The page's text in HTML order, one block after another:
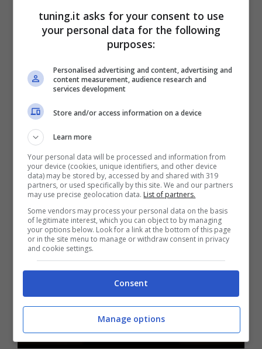
Gensol EV: prestazioni ed
Gensol EV, peraltro, ha uno stile molto
ricercato che la rende visibile e
riconoscibile fin da subito. Linee filanti che
denotano anche una certa personalità
della vettura, quasi a darle un tocco di
aggressività per i palati più esigenti.
tuning.it asks for your consent to use
your personal data for the following
purposes:
Personalised advertising and content, advertising and
content measurement, audience research and
services development
Store and/or access information on a device
Learn more
Your personal data will be processed and information from
your device (cookies, unique identifiers, and other device
data) may be stored by, accessed by and shared with 319
partners, or used specifically by this site. We and our partners
may use precise geolocation data. List of partners.
Some vendors may process your personal data on the basis
of legitimate interest, which you can object to by managing
your options below. Look for a link at the bottom of this page
or in the site menu to manage or withdraw consent in privacy
and cookie settings.
Consent
Manage options